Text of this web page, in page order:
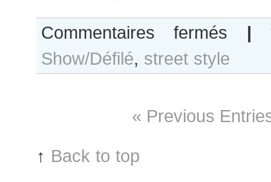
Commentaires fermés Carolina
Thaler
after
|
Show/Défilé, street style
« Previous
↑ Back to top